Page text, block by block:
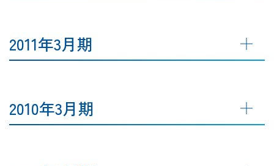
2011年3月期
2010年3月期